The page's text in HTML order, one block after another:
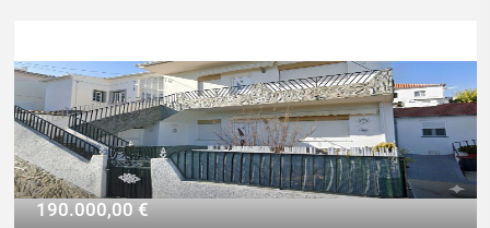
190.000,00 €